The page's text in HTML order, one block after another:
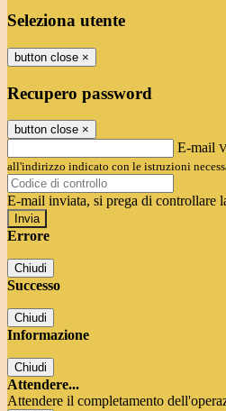
Seleziona utente
button close ×
Recupero password
button close ×
E-mail
all'indirizzo indicato con le istruzioni
E-mail inviata, si prega di controllare
Errore
Chiudi
Successo
Chiudi
Informazione
Chiudi
Attendere...
Attendere il completamento